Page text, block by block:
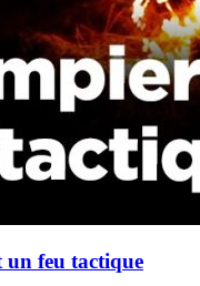
un feu tactique